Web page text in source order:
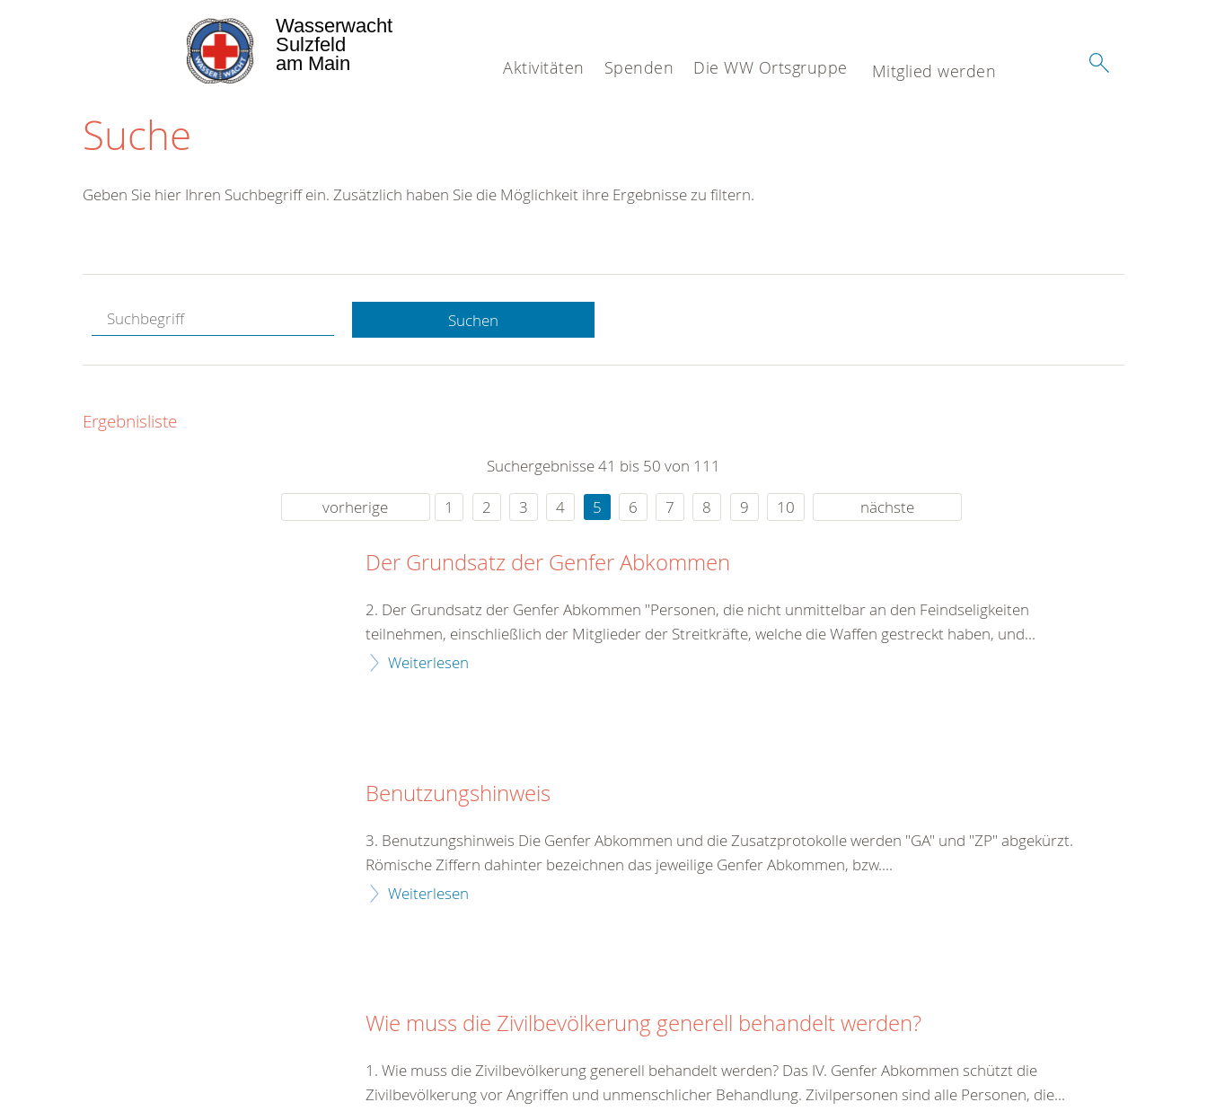
Aktivitäten Spenden Die WW Ortsgruppe Mitglied werden
Wasserwacht
Sulzfeld
am Main
Suche
Hotline.
gerne.
rund um die Uhr
Geben Sie hier Ihren Suchbegriff ein. Zusätzlich haben Sie die Möglichkeit ihre Ergebnisse zu filtern.
Suchen
Ergebnisliste
Suchergebnisse 41 bis 50 von 111
vorherige
1 2 3 4 5 6 7 8 9 10 nächste
Der Grundsatz der Genfer Abkommen
2. Der Grundsatz der Genfer Abkommen "Personen, die nicht unmittelbar an den Feindseligkeiten
teilnehmen, einschließlich der Mitglieder der Streitkräfte, welche die Waffen gestreckt haben, und...
Weiterlesen
Benutzungshinweis
3. Benutzungshinweis Die Genfer Abkommen und die Zusatzprotokolle werden "GA" und "ZP" abgekürzt.
Römische Ziffern dahinter bezeichnen das jeweilige Genfer Abkommen, bzw....
Weiterlesen
Wie muss die Zivilbevölkerung generell behandelt werden?
1. Wie muss die Zivilbevölkerung generell behandelt werden? Das IV. Genfer Abkommen schützt die
Zivilbevölkerung vor Angriffen und unmenschlicher Behandlung. Zivilpersonen sind alle Personen, die...